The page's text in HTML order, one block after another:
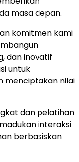
masa depan.
komitmen kami
dan inovatif
untuk
menciptakan nilai
dan pelatihan
interaksi
berbasiskan